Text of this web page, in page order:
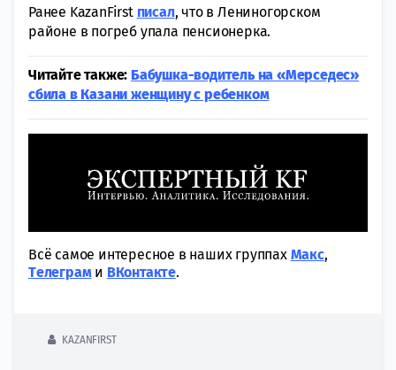
Ранее KazanFirst писал, что в Лениногорском
районе в погреб упала пенсионерка.
Читайте также: Бабушка-водитель на «Мерседес»
сбила в Казани женщину с ребенком
Всё самое интересное в наших группах Макс,
Tелеграми ВКонтакте.
KAZANFIRST